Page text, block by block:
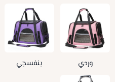
وردي بنفسجي